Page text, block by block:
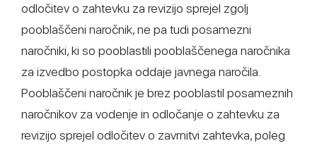
odločitev o zahtevku za revizijo sprejel zgolj
pooblaščeni naročnik, ne pa tudi posamezni
naročniki, ki so pooblastili pooblaščenega naročnika
za izvedbo postopka oddaje javnega naročila.
Pooblaščeni naročnik je brez pooblastil posameznih
naročnikov za vodenje in odločanje o zahtevku za
revizijo sprejel odločitev o zavrnitvi zahtevka, poleg